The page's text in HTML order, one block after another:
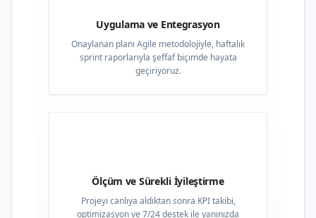
Uygulama ve Entegrasyon
Onaylanan planı Agile metodolojiyle, haftalık
sprint raporlarıyla şeffaf biçimde hayata
geçiriyoruz.
Ölçüm ve Sürekli İyileştirme
Projeyi canlıya aldıktan sonra KPI takibi,
optimizasyon ve 7/24 destek ile yanınızda